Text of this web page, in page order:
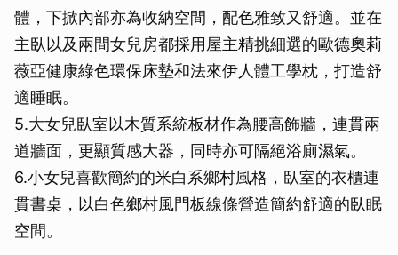
體，下掀內部亦為收納空間，配色雅致又舒適。並在
主臥以及兩間女兒房都採用屋主精挑細選的歐德奧莉
薇亞健康綠色環保床墊和法來伊人體工學枕，打造舒
適睡眠。
5.大女兒臥室以木質系統板材作為腰高飾牆，連貫兩
道牆面，更顯質感大器，同時亦可隔絕浴廁濕氣。
6.小女兒喜歡簡約的米白系鄉村風格，臥室的衣櫃連
貫書桌，以白色鄉村風門板線條營造簡約舒適的臥眠
空間。